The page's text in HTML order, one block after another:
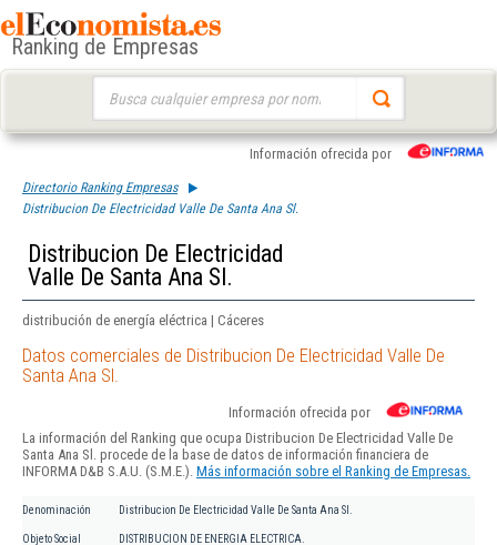
Ranking de Empresas
Información ofrecida por
Directorio Ranking Empresas
Distribucion De Electricidad Valle De Santa Ana Sl.
Distribucion De Electricidad
Valle De Santa Ana Sl.
distribución de energía eléctrica | Cáceres
Datos comerciales de Distribucion De Electricidad Valle De
Santa Ana Sl.
Información ofrecida por
La información del Ranking que ocupa Distribucion De Electricidad Valle De
Santa Ana Sl. procede de la base de datos de información financiera de
INFORMA D&B S.A.U. (S.M.E.). Más información sobre el Ranking de Empresas.
Denominación Distribucion De Electricidad Valle De Santa Ana Sl.
Objeto Social DISTRIBUCION DE ENERGIA ELECTRICA.